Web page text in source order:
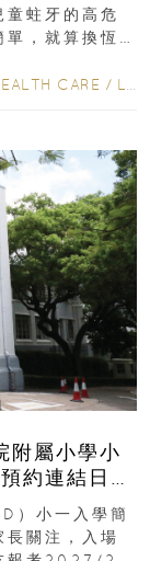
童蛀牙的高危
單，就算換恆
CARE / LIFESTYLE
附屬小學小
約連結日期
）小一入學簡
長關注，入場